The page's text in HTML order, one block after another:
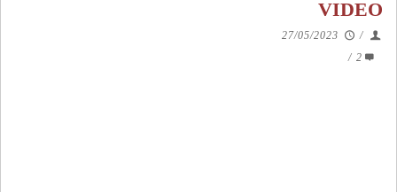
VIDEO
/
27/05/2023
2
/